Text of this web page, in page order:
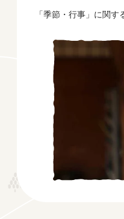
「季節・行事」に関す